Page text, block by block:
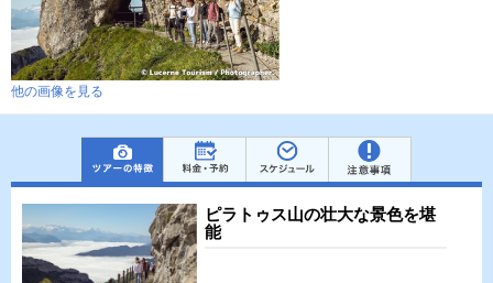
他の画像を見る
ピラトゥス山の壮大な景色を堪
能